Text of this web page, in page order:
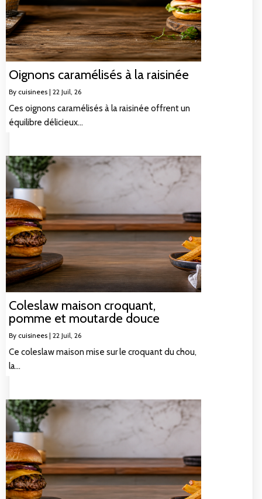
Oignons caramélisés à la raisinée
By cuisinees | 22 Juil, 26
Ces oignons caramélisés à la raisinée offrent un
équilibre délicieux…
Coleslaw maison croquant,
pomme et moutarde douce
By cuisinees | 22 Juil, 26
Ce coleslaw maison mise sur le croquant du chou,
la…